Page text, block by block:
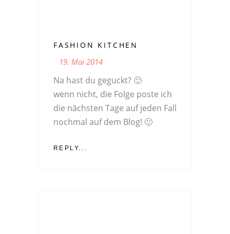
FASHION KITCHEN
19. Mai 2014
Na hast du geguckt? 🙂
wenn nicht, die Folge poste ich
die nächsten Tage auf jeden Fall
nochmal auf dem Blog! 🙂
REPLY...